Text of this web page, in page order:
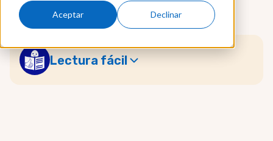
Aceptar Declinar
Lectura fácil